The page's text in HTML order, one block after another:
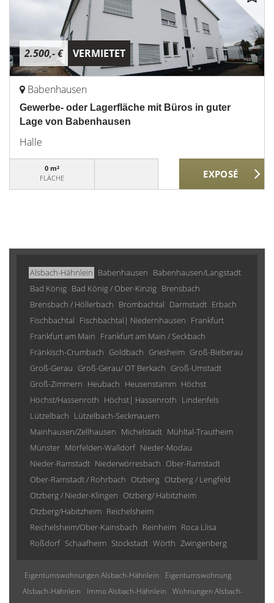
2.500,- € VERMIETET
Babenhausen
Gewerbe- oder Lagerfläche mit Büros in guter
Lage von Babenhausen
Halle
0 m²
FLÄCHE
Alsbach-Hähnlein Babenhausen Babenhausen/Langstadt
Bad König Bad König / Ober-Kinzig Brensbach
Brensbach / Höllerbach Brombachtal Darmstadt Erbach
Fischbachtal Fischbachtal| Niedernhausen Frankfurt
Frankfurt am Main Frankfurt am Main / Seckbach
Fränkisch-Crumbach Goldbach Griesheim Groß-Bieberau
Groß-Gerau Groß-Gerau/ OT Berkach Groß-Umstadt
Groß-Zimmern Heubach Heusenstamm Höchst
Höchst/Hassenroth Höchst| Hassenroth Lindenfels
Lützelbach Lützelbach-Seckmauern
Mainhausen/Zellhausen Michelstadt Mühltal-Trautheim
Münster Mörfelden-Walldorf Nieder-Modau
Nieder-Ramstadt Niederwörresbach Ober-Ramstadt
Ober-Ramstadt / Rohrbach Otzberg Otzberg / Lengfeld
Otzberg / Nieder-Klingen Otzberg/ Habitzheim
Otzberg/Habitzheim Reichelsheim
Reichelsheim/Ober-Kainsbach Reinheim Roca Llisa
Roßdorf Schaafheim Stockstadt Wörth Zwingenberg
Eigentumswohnungen Alsbach-Hähnlein
Eigentumswohnung
Alsbach-Hähnlein
Immo Alsbach-Hähnlein
Wohnungen Alsbach-